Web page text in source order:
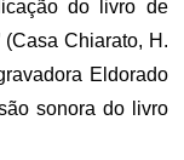
do livro de
(Casa Chiarato, H.
Eldorado
sonora do livro